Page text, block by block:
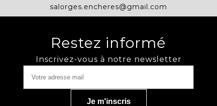
salorges.encheres@gmail.com
Restez informé
Inscrivez-vous à notre newsletter